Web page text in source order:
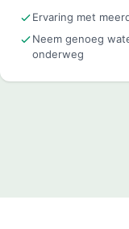
Ervaring met
Neem genoeg
onderweg